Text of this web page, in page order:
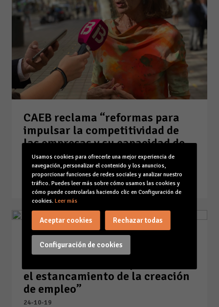
CAEB reclama “reformas para
impulsar la competitividad de
las empresas y su capacidad de
generar empleo”
05-11-19
Leer la noticia
CAEB insta a “implementar
medidas que favorezcan la
el estancamiento de la creación
de empleo”
24-10-19
Usamos cookies para ofrecerle una mejor experiencia de
navegación, personalizar el contenido y los anuncios,
proporcionar funciones de redes sociales y analizar nuestro
tráfico. Puedes leer más sobre cómo usamos las cookies y
cómo puede controlarlas haciendo clic en Configuración de
cookies. Leer más
Configuración de cookies
Aceptar cookies Rechazar todas